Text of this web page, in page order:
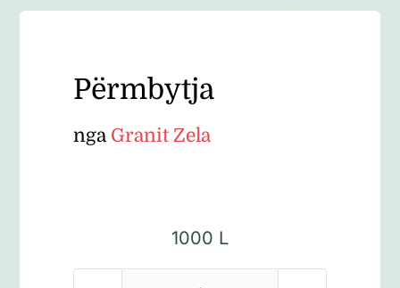
Përmbytja
nga Granit Zela
1000 L